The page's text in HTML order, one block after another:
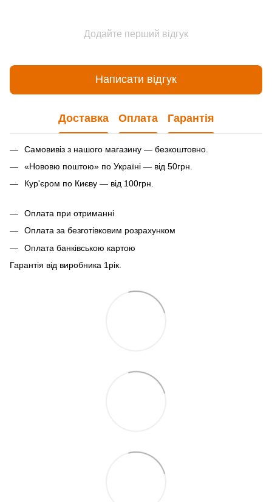
Додайте перший відгук
Написати відгук
Доставка Оплата Гарантія
Самовивіз з нашого магазину — безкоштовно.
«Нововю поштою» по Україні — від 50грн.
Кур'єром по Києву — від 100грн.
Оплата при отриманні
Оплата за безготівковим розрахунком
Оплата банківською картою
Гарантія від виробника 1рiк.